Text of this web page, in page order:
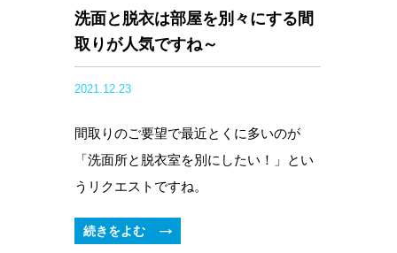
洗面と脱衣は部屋を別々にする間
取りが人気ですね～
2021.12.23
間取りのご要望で最近とくに多いのが
「洗面所と脱衣室を別にしたい！」とい
うリクエストですね。
続きをよむ